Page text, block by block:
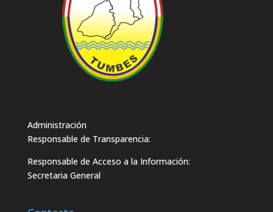
Administración
Responsable de Transparencia:
Responsable de Acceso a la Información:
Secretaria General